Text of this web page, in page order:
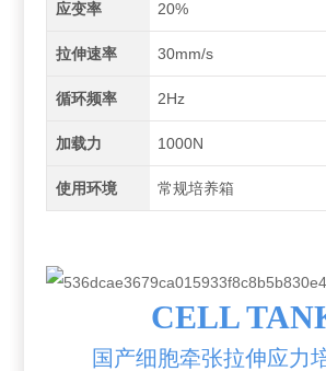
应变率 20%
拉伸速率 30mm/s
循环频率 2Hz
加载力 1000N
使用环境 常规培养箱
CELL
国产细胞牵张拉伸应力